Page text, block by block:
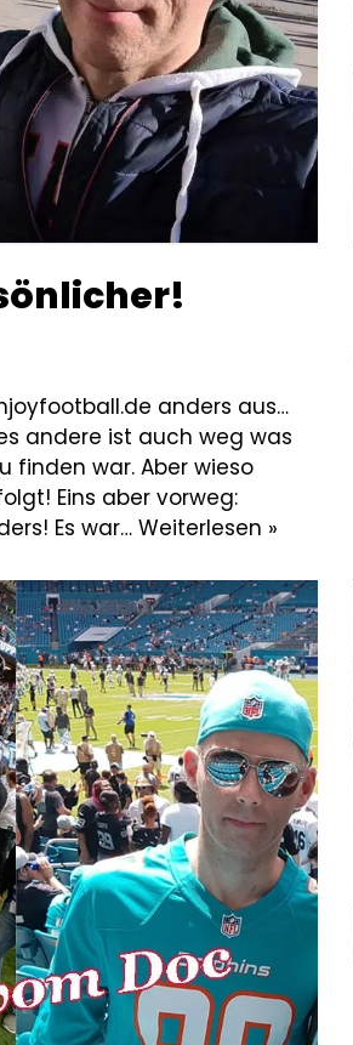
anders aus…
andere ist auch weg was
finden war. Aber wieso
Eins aber vorweg:
Es war… Weiterlesen »